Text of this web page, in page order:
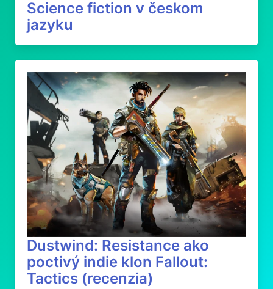
Science fiction v českom
jazyku
Dustwind: Resistance ako
poctivý indie klon Fallout:
Tactics (recenzia)